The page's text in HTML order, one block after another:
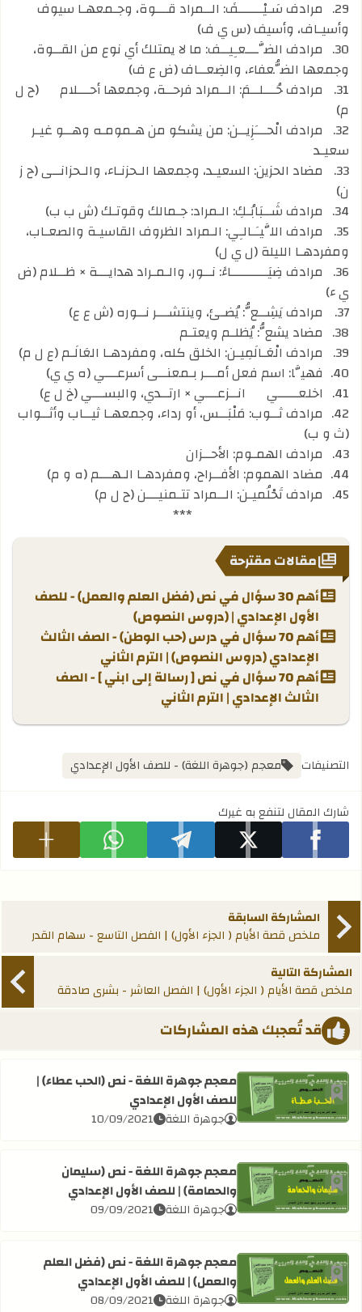
29. مرادف سَـيْــــــفَ: الــمراد قـــوة، وجـمعهـا سيوف
وأسيـاف، وأسيف (س ي ف)
30. مرادف الضَّـــعـِيــف: ما لا يمتلك أي نوع من القــوة،
وجمعها الضُّعفاء، والضِعــاف (ض ع ف)
31.
مرادف حُـــلــمَ: الــمراد فرحــة، وجمعها أحـــلام
(ح ل
م)
32. مرادف الْحـــَزِيــن: من يشكو من هـمومـه وهــو غيـر
سعيـد
33.
مضاد الحزين: السعيـد، وجمعها الـحزنـاء، والـحزانــى (ح ز
ن)
34. مرادف شَــبَابُـكِ: الـمراد: جـمالك وقوتـك (ش ب ب)
35.
مرادف اللَّيـَـالـِي: الـمراد الظروف القاسيـة والصعـاب،
ومفردهـا الليلة (ل ي ل)
36. مرادف ضِيَـــــــــاءً: نــور، والـمـراد هدايـــة × ظــلام (ض
ي ء)
37.
مرادف يَشِــعُّ: يُضـئ، وينتشـــر نــوره (ش ع ع)
38. مضاد يشعُّ: يُظلـم ويعتـم
39. مرادف الْعَـالَمِيـن: الخلق كله، ومفردهـا العَالَـم (ع ل م)
40. فهيَّا: اسم فعل أمـــر بـمعنــى أسرعـــي (ه ي ي)
41. اخلعـــــي
انــزعـــي × ارتــدي، والبســـي (خ ل ع)
42. مرادف ثــوب: مَلْبَــس، أو رداء، وجمعهـا ثيــاب وأثــواب
(ث و ب)
43. مرادف الهمـوم: الأحــزان
44. مضاد الهموم: الأفــراح، ومفردهـا الـهـــم (ه و م)
45. مرادف تَحْلُميـن: الــمراد تتـمنيـــن (ح ل م)
***
مقالات مقترحة
أهم 30 سؤال في نص (فضل العلم والعمل) - للصف
الأول الإعدادي | (دروس النصوص)
أهم 70 سؤال في درس (حب الوطن) - الصف الثالث
الإعدادي (دروس النصوص) | الترم الثاني
أهم 70 سؤال في نص [ رسالة إلى ابني ] - الصف
الثالث الإعدادي | الترم الثاني
التصنيفات معجم (جوهرة اللغة) - للصف الأول الإعدادي
شارك المقال لتنفع به غيرك
شارك على facebook
شارك على x شارك على telegram شارك على whatsapp عرض
المشاركة السابقة
ملخص قصة الأيام ( الجزء الأول) | الفصل التاسع - سهام القدر
المشاركة التالية
ملخص قصة الأيام ( الجزء الأول) | الفصل العاشر - بشرى صادقة
قد تُعجبك هذه المشاركات
أضف إلى العلامات المرجعية
اقرأ المزيد عن معجم جوهرة اللغة - نص (الحب عطاء) | للصف
معجم جوهرة اللغة - نص (الحب عطاء) |
للصف الأول الإعدادي
جوهرة اللغة 10/09/2021
أضف إلى العلامات المرجعية
اقرأ المزيد عن معجم جوهرة اللغة - نص (سليمان والحمامة) |
معجم جوهرة اللغة - نص (سليمان
والحمامة) | للصف الأول الإعدادي
جوهرة اللغة 09/09/2021
أضف إلى العلامات المرجعية
اقرأ المزيد عن معجم جوهرة اللغة - نص (فضل العلم والعمل)
معجم جوهرة اللغة - نص (فضل العلم
والعمل) | للصف الأول الإعدادي
جوهرة اللغة 08/09/2021